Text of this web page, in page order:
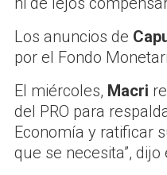
Los anuncios de
por el Fondo
El miércoles, Macri
del PRO para
Economía y ratificar
que se necesita”,